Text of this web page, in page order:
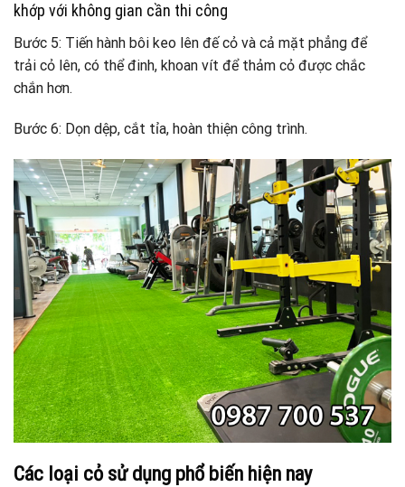
khớp với không gian cần thi công
Bước 5: Tiến hành bôi keo lên đế cỏ và cả mặt phẳng để
trải cỏ lên, có thể đinh, khoan vít để thảm cỏ được chắc
chắn hơn.
Bước 6: Dọn dệp, cắt tỉa, hoàn thiện công trình.
Các loại cỏ sử dụng phổ biến hiện nay